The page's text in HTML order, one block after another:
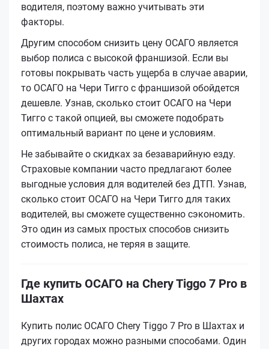
водителя, поэтому важно учитывать эти
факторы.
Другим способом снизить цену ОСАГО является
выбор полиса с высокой франшизой. Если вы
готовы покрывать часть ущерба в случае аварии,
то ОСАГО на Чери Тигго с франшизой обойдется
дешевле. Узнав, сколько стоит ОСАГО на Чери
Тигго с такой опцией, вы сможете подобрать
оптимальный вариант по цене и условиям.
Не забывайте о скидках за безаварийную езду.
Страховые компании часто предлагают более
выгодные условия для водителей без ДТП. Узнав,
сколько стоит ОСАГО на Чери Тигго для таких
водителей, вы сможете существенно сэкономить.
Это один из самых простых способов снизить
стоимость полиса, не теряя в защите.
Где купить ОСАГО на Chery Tiggo 7 Pro в
Шахтах
Купить полис ОСАГО Chery Tiggo 7 Pro в Шахтах и
других городах можно разными способами. Один